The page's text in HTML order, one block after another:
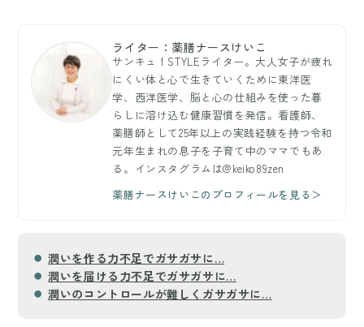
ライター：薬膳ナースけいこ
サンキュ！STYLEライター。大人女子が疲れ
にくい体と心で生きていくために東洋医
学、西洋医学、脳と心の仕組みを使った暮
らしに溶け込む健康習慣を発信。看護師、
薬膳師として25年以上の実践経験を持つ令和
元年生まれの息子を子育て中のママでもあ
る。インスタグラムは@keiko89zen
薬膳ナースけいこのプロフィールを見る＞
潤いを作る力不足でガサガサに…
潤いを届ける力不足でガサガサに…
潤いのコントロールが難しくガサガサに…